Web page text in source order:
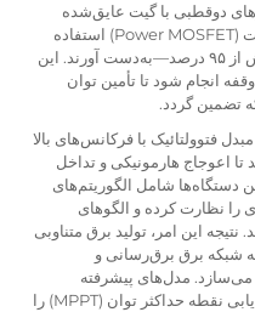
دوقطبی با گیت عایق‌شده
(IGBT) و ترانزیستورهای اثر میدانی قدرت (Power MOSFET) استفاده
می‌کنند تا بازده تبدیل بالایی—معمولاً بیش از ۹۵ درصد—به‌دست آورند. این
انجام شود تا تأمین توان
تضمین گردد.
فتوولتائیک با فرکانس‌های بالا
کار می‌کنند تا اعوجاج هارمونیکی و تداخل
دستگاه‌ها شامل الگوریتم‌های
را نظارت کرده و الگوهای
این امر، تولید برق متناوبی
شبکه برق برق‌رسانی و
می‌سازد. مدل‌های پیشرفته
مبدل‌های فتوولتائیک ویژگی‌هایی مانند ردیابی نقطه حداکثر توان (MPPT) را